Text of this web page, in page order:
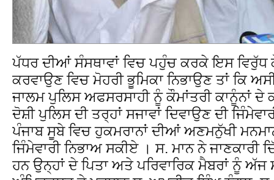
ਪੱਧਰ ਦੀਆਂ ਸੰਸਥਾਵਾਂ ਵਿਚ ਪਹੁੰਚ ਕਰਕੇ ਇਸ ਵਿਰੁੱਧ
ਕਰਵਾਉਣ ਵਿਚ ਮੋਹਰੀ ਭੂਮਿਕਾ ਨਿਭਾਉਣ ਤਾਂ ਕਿ
ਜਾਲਮ ਪੁਲਿਸ ਅਫਸਰਸਾਹੀ ਨੂੰ ਕੌਮਾਂਤਰੀ ਕਾਨੂੰਨਾਂ
ਦੋਸ਼ੀ ਪੁਲਿਸ ਦੀ ਤਰ੍ਹਾਂ ਸਜਾਵਾਂ ਦਿਵਾਉਣ ਦੀ
ਪੰਜਾਬ ਸੂਬੇ ਵਿਚ ਹੁਕਮਰਾਨਾਂ ਦੀਆਂ ਅਣਮਨੁੱਖੀ
ਜਿੰਮੇਵਾਰੀ ਨਿਭਾਅ ਸਕੀਏ । ਸ. ਮਾਨ ਨੇ ਜਾਣਕਾਰੀ
ਹਨ ਉਨ੍ਹਾਂ ਦੇ ਪਿਤਾ ਅਤੇ ਪਰਿਵਾਰਿਕ ਮੈਬਰਾਂ ਨੂੰ ਅੱਜ